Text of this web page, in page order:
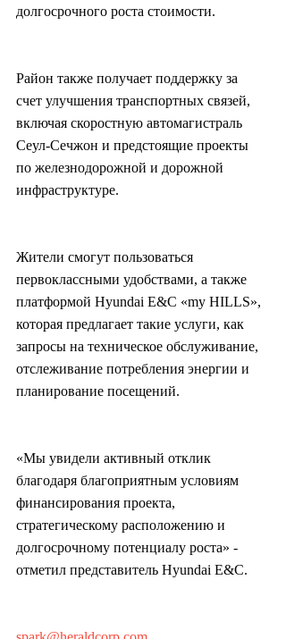
долгосрочного роста стоимости.
Район также получает поддержку за
счет улучшения транспортных связей,
включая скоростную автомагистраль
Сеул-Сечжон и предстоящие проекты
по железнодорожной и дорожной
инфраструктуре.
Жители смогут пользоваться
первоклассными удобствами, а также
платформой Hyundai E&C «my HILLS»,
которая предлагает такие услуги, как
запросы на техническое обслуживание,
отслеживание потребления энергии и
планирование посещений.
«Мы увидели активный отклик
благодаря благоприятным условиям
финансирования проекта,
стратегическому расположению и
долгосрочному потенциалу роста» -
отметил представитель Hyundai E&C.